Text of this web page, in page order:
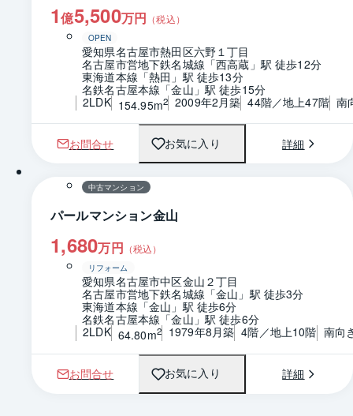
1億5,500万円 （税込）
OPEN
愛知県名古屋市熱田区六野１丁目
名古屋市営地下鉄名城線「西高蔵」駅 徒歩12分
東海道本線「熱田」駅 徒歩13分
名鉄名古屋本線「金山」駅 徒歩15分
2LDK 154.95m2 2009年2月築 44階／地上47階 南
お問合せ お気に入り 詳細
1 / 0 間取り
中古マンション
パールマンション金山
1,680万円 （税込）
リフォーム
愛知県名古屋市中区金山２丁目
名古屋市営地下鉄名城線「金山」駅 徒歩3分
東海道本線「金山」駅 徒歩6分
名鉄名古屋本線「金山」駅 徒歩6分
2LDK 64.80m2 1979年8月築 4階／地上10階 南向
お問合せ お気に入り 詳細